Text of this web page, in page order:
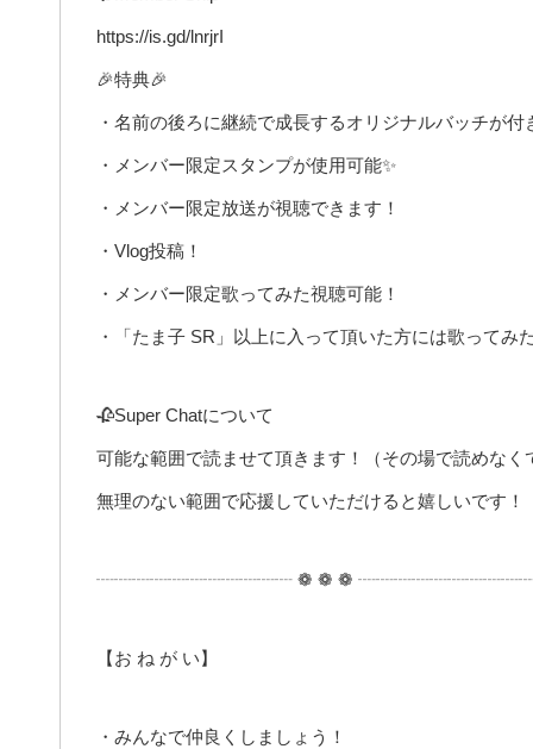
https://is.gd/lnrjrI​
🎉特典🎉
・名前の後ろに継続で成長するオリジナルバッチが付
・メンバー限定スタンプが使用可能✨
・メンバー限定放送が視聴できます！
・Vlog投稿！
・メンバー限定歌ってみた視聴可能！
・「たま子 SR」以上に入って頂いた方には歌って
🥀Super Chatについて
可能な範囲で読ませて頂きます！（その場で読めな
無理のない範囲で応援していただけると嬉しいです！
┈┈┈┈┈┈┈┈┈┈┈ ❁ ❁ ❁
【お ね が い】
・みんなで仲良くしましょう！